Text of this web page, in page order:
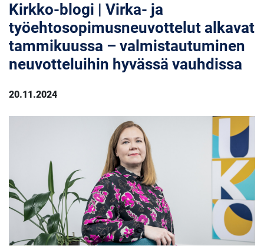
Kirkko-blogi | Virka- ja
työehtosopimusneuvottelut alkavat
tammikuussa – valmistautuminen
neuvotteluihin hyvässä vauhdissa
20.11.2024